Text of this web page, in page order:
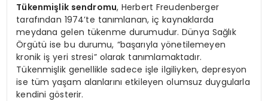
Tükenmişlik sendromu, Herbert Freudenberger
tarafından 1974’te tanımlanan, iç kaynaklarda
meydana gelen tükenme durumudur. Dünya Sağlık
Örgütü ise bu durumu, “başarıyla yönetilemeyen
kronik iş yeri stresi” olarak tanımlamaktadır.
Tükenmişlik genellikle sadece işle ilgiliyken, depresyon
ise tüm yaşam alanlarını etkileyen olumsuz duygularla
kendini gösterir.